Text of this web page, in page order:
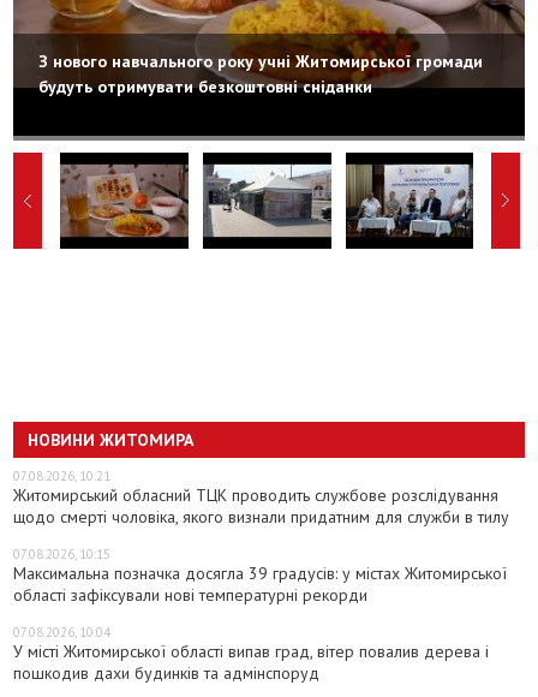
З нового навчального року учні Житомирської громади
будуть отримувати безкоштовні сніданки
НОВИНИ ЖИТОМИРА
07.08.2026, 10:21
Житомирський обласний ТЦК проводить службове розслідування
щодо смерті чоловіка, якого визнали придатним для служби в тилу
07.08.2026, 10:15
Максимальна позначка досягла 39 градусів: у містах Житомирської
області зафіксували нові температурні рекорди
07.08.2026, 10:04
У місті Житомирської області випав град, вітер повалив дерева і
пошкодив дахи будинків та адмінспоруд